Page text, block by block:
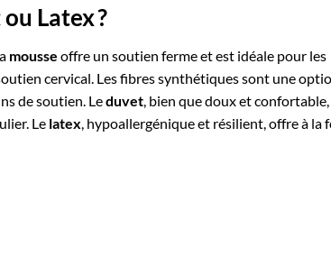
Latex ?
mousse offre un soutien ferme et est idéale pour les
cervical. Les fibres synthétiques sont une
de soutien. Leduvet , bien que doux et confortable,
Le latex , hypoallergénique et résilient, offre à la